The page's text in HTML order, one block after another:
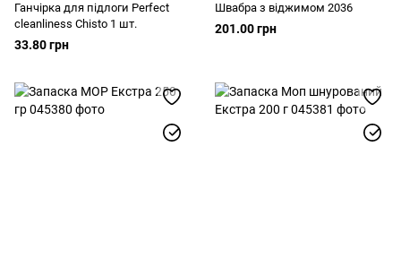
Ганчірка для підлоги Perfect
cleanliness Chisto 1 шт.
33.80 грн
Швабра з віджимом 2036
201.00 грн